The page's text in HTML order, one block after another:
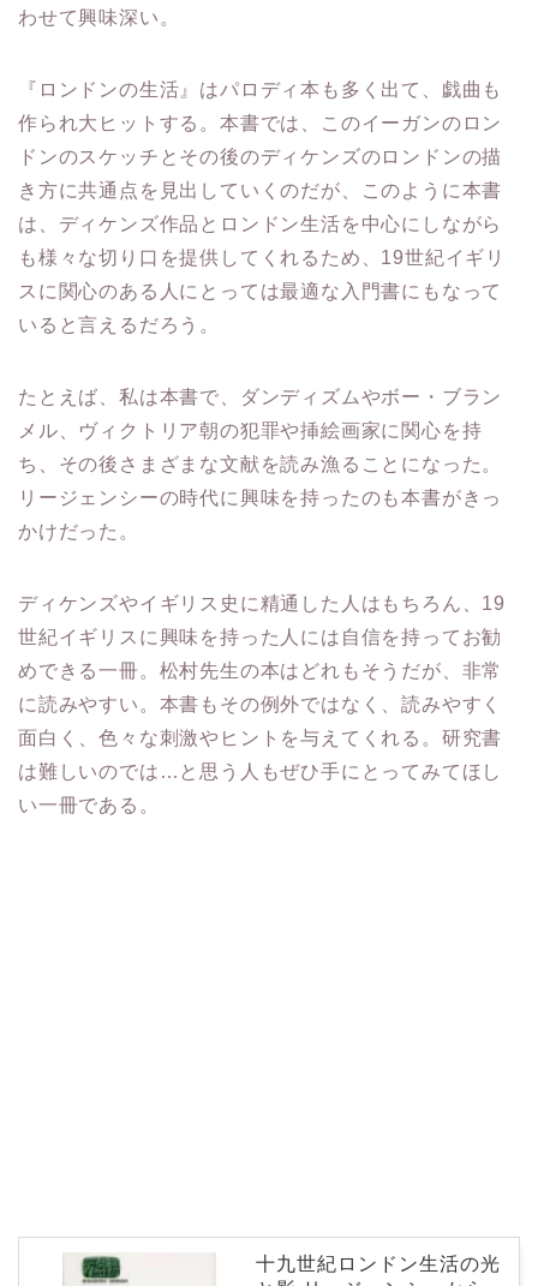
わせて興味深い。
『ロンドンの生活』はパロディ本も多く出て、戯曲も
作られ大ヒットする。本書では、このイーガンのロン
ドンのスケッチとその後のディケンズのロンドンの描
き方に共通点を見出していくのだが、このように本書
は、ディケンズ作品とロンドン生活を中心にしながら
も様々な切り口を提供してくれるため、19世紀イギリ
スに関心のある人にとっては最適な入門書にもなって
いると言えるだろう。
たとえば、私は本書で、ダンディズムやボー・ブラン
メル、ヴィクトリア朝の犯罪や挿絵画家に関心を持
ち、その後さまざまな文献を読み漁ることになった。
リージェンシーの時代に興味を持ったのも本書がきっ
かけだった。
ディケンズやイギリス史に精通した人はもちろん、19
世紀イギリスに興味を持った人には自信を持ってお勧
めできる一冊。松村先生の本はどれもそうだが、非常
に読みやすい。本書もその例外ではなく、読みやすく
面白く、色々な刺激やヒントを与えてくれる。研究書
は難しいのでは…と思う人もぜひ手にとってみてほし
い一冊である。
十九世紀ロンドン生活の光